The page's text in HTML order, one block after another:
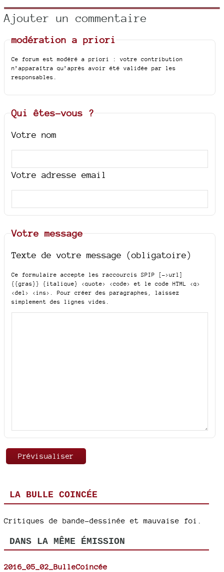
Ajouter un commentaire
modération a priori
Ce forum est modéré a priori : votre contribution
n’apparaîtra qu’après avoir été validée par les
responsables.
Qui êtes-vous ?
Votre nom
Votre adresse email
Votre message
Texte de votre message (obligatoire)
Ce formulaire accepte les raccourcis SPIP
[->url]
{{gras}} {italique} <quote> <code>
et le code HTML <q>
<del> <ins>
. Pour créer des paragraphes, laissez
simplement des lignes vides.
LA BULLE COINCÉE
Critiques de bande-dessinée et mauvaise foi.
DANS LA MÊME ÉMISSION
2016_05_02_BulleCoincée